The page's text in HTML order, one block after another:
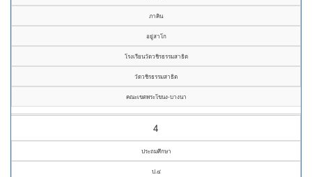
ภาคิน
อยู่สาโก
โรงเรียนวัดวชิรธรรมสาธิต
วัดวชิรธรรมสาธิต
คณะเขตพระโขนง-บางนา
4
ประถมศึกษา
ป.๔